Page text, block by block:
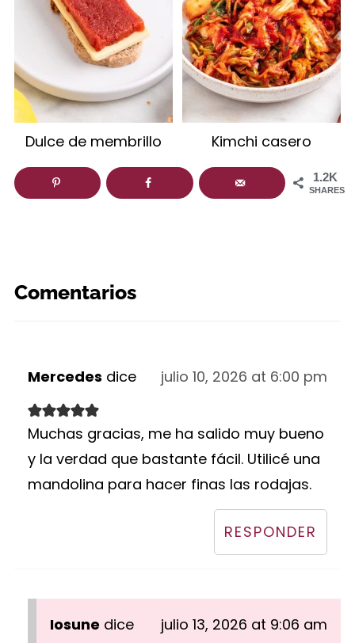
Dulce de membrillo Kimchi casero
1.2K
SHARES
Comentarios
Mercedes dice julio 10, 2026 at 6:00 pm
Muchas gracias, me ha salido muy bueno
y la verdad que bastante fácil. Utilicé una
mandolina para hacer finas las rodajas.
RESPONDER
Iosune dice
julio 13, 2026 at 9:06 am